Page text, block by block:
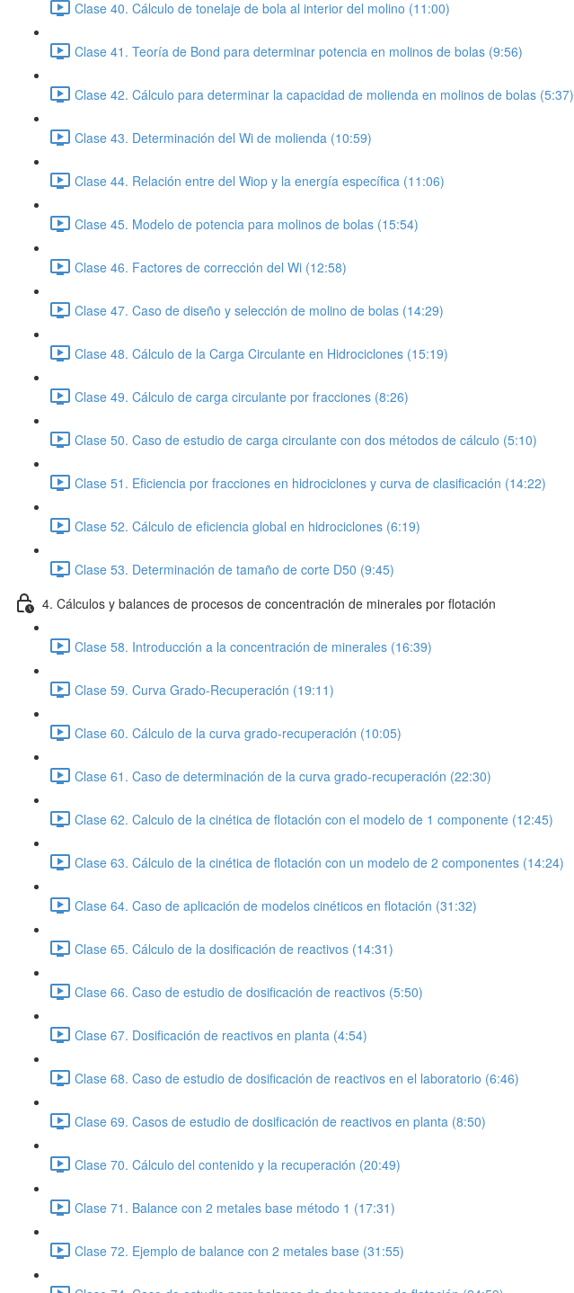
Clase 40. Cálculo de tonelaje de bola al interior del molino (11:00)
Clase 41. Teoría de Bond para determinar potencia en molinos de bolas (9:56)
Clase 42. Cálculo para determinar la capacidad de molienda en molinos de bolas (5:37)
Clase 43. Determinación del Wi de molienda (10:59)
Clase 44. Relación entre del Wiop y la energía específica (11:06)
Clase 45. Modelo de potencia para molinos de bolas (15:54)
Clase 46. Factores de corrección del Wi (12:58)
Clase 47. Caso de diseño y selección de molino de bolas (14:29)
Clase 48. Cálculo de la Carga Circulante en Hidrociclones (15:19)
Clase 49. Cálculo de carga circulante por fracciones (8:26)
Clase 50. Caso de estudio de carga circulante con dos métodos de cálculo (5:10)
Clase 51. Eficiencia por fracciones en hidrociclones y curva de clasificación (14:22)
Clase 52. Cálculo de eficiencia global en hidrociclones (6:19)
Clase 53. Determinación de tamaño de corte D50 (9:45)
4. Cálculos y balances de procesos de concentración de minerales por flotación
Clase 58. Introducción a la concentración de minerales (16:39)
Clase 59. Curva Grado-Recuperación (19:11)
Clase 60. Cálculo de la curva grado-recuperación (10:05)
Clase 61. Caso de determinación de la curva grado-recuperación (22:30)
Clase 62. Calculo de la cinética de flotación con el modelo de 1 componente (12:45)
Clase 63. Cálculo de la cinética de flotación con un modelo de 2 componentes (14:24)
Clase 64. Caso de aplicación de modelos cinéticos en flotación (31:32)
Clase 65. Cálculo de la dosificación de reactivos (14:31)
Clase 66. Caso de estudio de dosificación de reactivos (5:50)
Clase 67. Dosificación de reactivos en planta (4:54)
Clase 68. Caso de estudio de dosificación de reactivos en el laboratorio (6:46)
Clase 69. Casos de estudio de dosificación de reactivos en planta (8:50)
Clase 70. Cálculo del contenido y la recuperación (20:49)
Clase 71. Balance con 2 metales base método 1 (17:31)
Clase 72. Ejemplo de balance con 2 metales base (31:55)